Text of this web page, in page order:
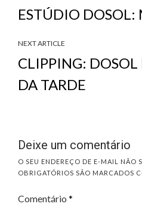
ESTÚDIO
NEXT ARTICLE
CLIPPING:
DA TARDE
Deixe um comentário
O SEU ENDEREÇO DE E-MAIL NÃO
OBRIGATÓRIOS SÃO MARCADOS
Comentário *